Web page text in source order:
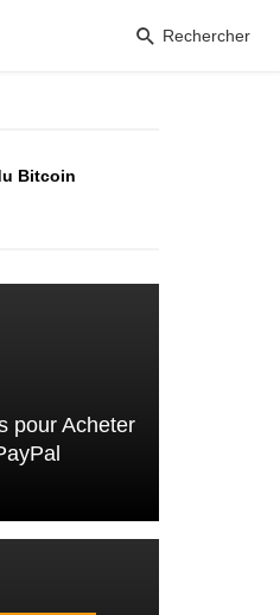
Rechercher
Bitcoin
pour Acheter